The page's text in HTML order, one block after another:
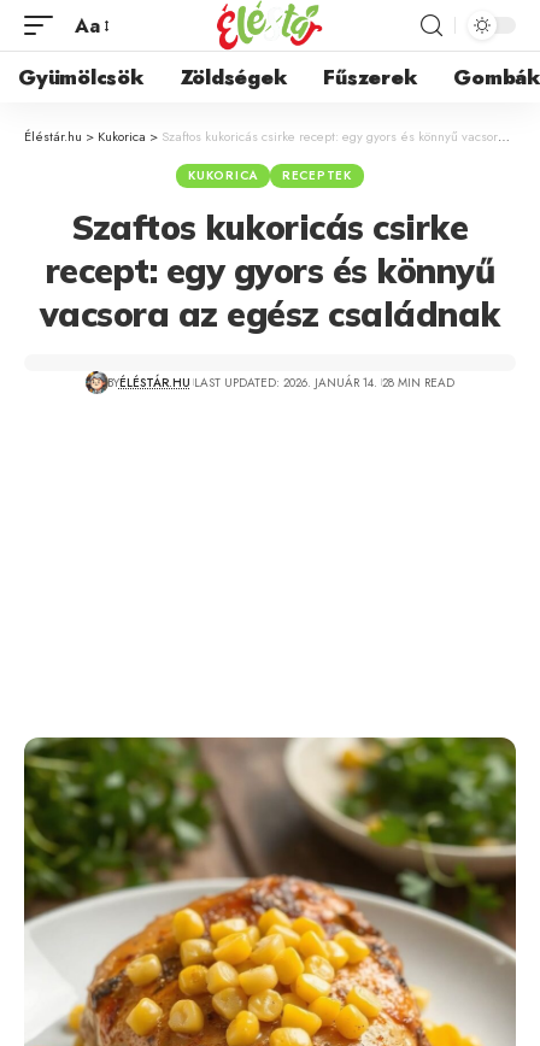
Aa
Gyümölcsök Zöldségek Fűszerek Gombák
Éléstár.hu > Kukorica > Szaftos kukoricás csirke recept: egy gyors és könnyű vacsora az egész családnak
KUKORICA RECEPTEK
Szaftos kukoricás csirke
recept: egy gyors és könnyű
vacsora az egész családnak
BYÉLÉSTÁR.HU LAST UPDATED: 2026. JANUÁR 14. 28 MIN READ